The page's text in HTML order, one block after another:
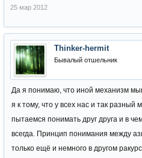
25 мар 2012
Thinker-hermit
Бывалый отшельник
Да я понимаю, что иной механизм
я к тому, что у всех нас и так
пытаемся понимать друг друга и в
всегда. Принцип понимания между
только ещё и немного в другом